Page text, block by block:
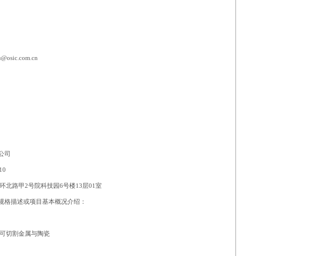
司
北路甲2号院科技园6号楼13层01室
格描述或项目基本概况介绍：
切割金属与陶瓷